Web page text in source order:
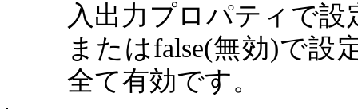
入出力プロパティで
またはfalse(無効)で
全て有効です。